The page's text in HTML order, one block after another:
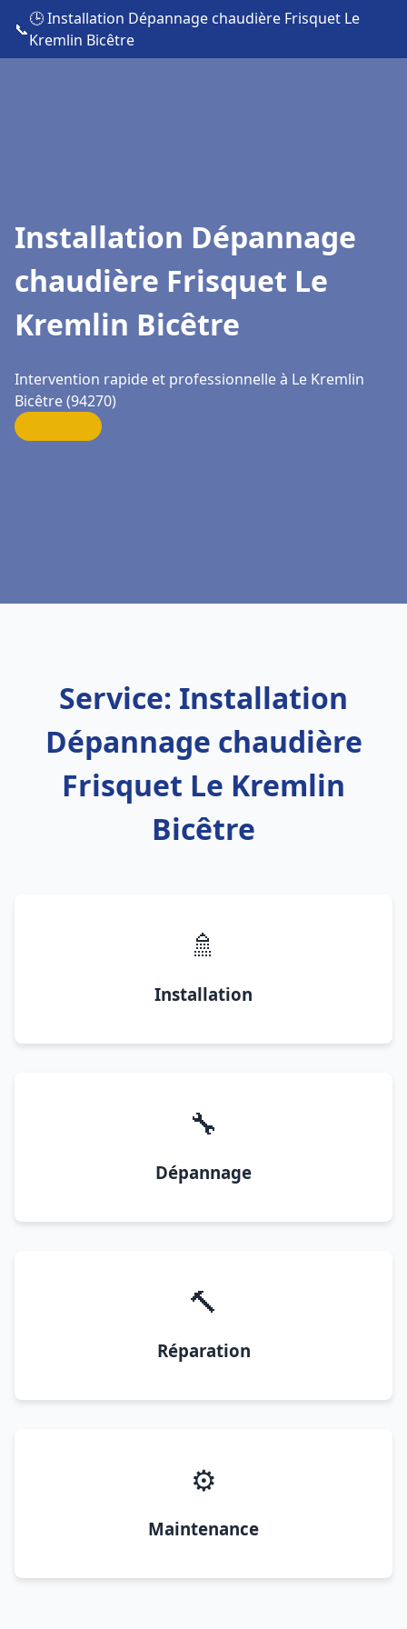
📞
🕒 Installation Dépannage chaudière Frisquet Le
Kremlin Bicêtre
Installation Dépannage
chaudière Frisquet Le
Kremlin Bicêtre
Intervention rapide et professionnelle à Le Kremlin
Bicêtre (94270)
Service: Installation
Dépannage chaudière
Frisquet Le Kremlin
Bicêtre
🚿
Installation
🔧
Dépannage
🔨
Réparation
⚙️
Maintenance